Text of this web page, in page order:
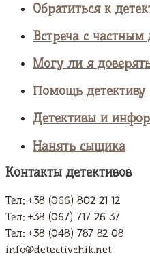
Обратиться к
Встреча с частным
Могу ли я
Помощь детективу
Детективы и
Нанять сыщика
Контакты детективов
Тел: +38 (066) 802 21 12
Тел: +38 (067) 717 26 37
Тел: +38 (048) 787 82 08
info@detectivchik.net